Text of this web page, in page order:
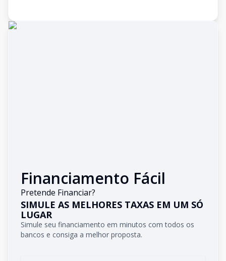
Financiamento Fácil
Pretende Financiar?
SIMULE AS MELHORES TAXAS EM UM SÓ
LUGAR
Simule seu financiamento em minutos com todos os
bancos e consiga a melhor proposta.